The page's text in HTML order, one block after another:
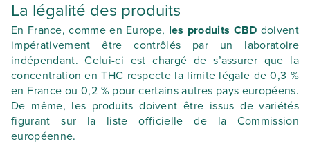
La légalité des produits
En France, comme en Europe, les produits CBD doivent
impérativement être contrôlés par un laboratoire
indépendant. Celui-ci est chargé de s’assurer que la
concentration en THC respecte la limite légale de 0,3 %
en France ou 0,2 % pour certains autres pays européens.
De même, les produits doivent être issus de variétés
figurant sur la liste officielle de la Commission
européenne.